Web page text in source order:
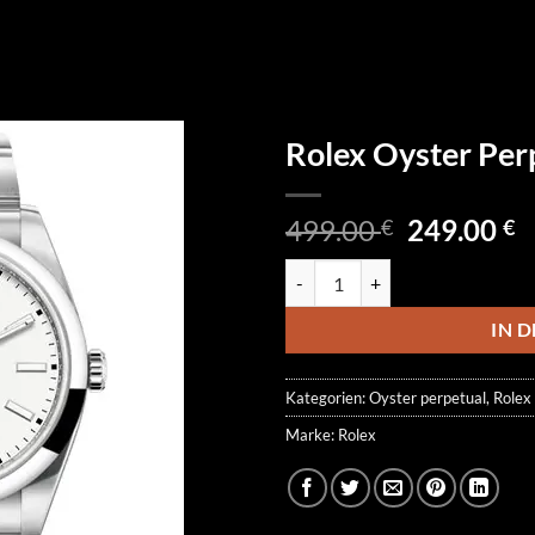
Rolex Oyster
499.00€
499.00 €
249.00€
IN
Kategorien:Oyster perpetual, Rolex
Marke: Rolex